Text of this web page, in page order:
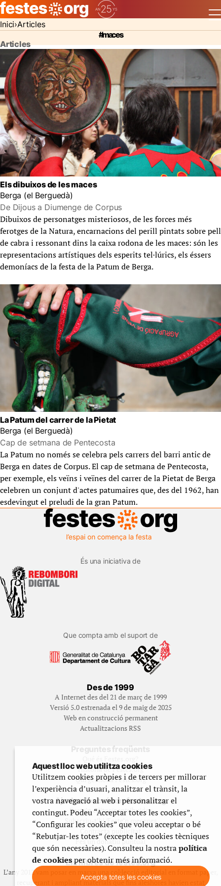
Inici Articles
#maces
Articles
Els dibuixos de les maces
Berga (el Berguedà)
De Dijous a Diumenge de Corpus
Dibuixos de personatges misteriosos, de les forces més
ferotges de la Natura, encarnacions del perill pintats sobre pell
de cabra i ressonant dins la caixa rodona de les maces: són les
representacions artístiques dels esperits tel·lúrics, els éssers
demoníacs de la festa de la Patum de Berga.
La Patum del carrer de la Pietat
Berga (el Berguedà)
Cap de setmana de Pentecosta
La Patum no només se celebra pels carrers del barri antic de
Berga en dates de Corpus. El cap de setmana de Pentecosta,
per exemple, els veïns i veïnes del carrer de la Pietat de Berga
celebren un conjunt d'actes patumaires que, des del 1962, han
esdevingut el preludi de la gran Patum.
És una iniciativa de
Que compta amb el suport de
Des de 1999
A Internet des del 21 de març de 1999
Versió 5.0 estrenada el 9 de maig de 2025
Web en construcció permanent
Actualitzacions RSS
Preguntes freqüents
Història de Festes.org
Qui gestiona Festes.org
Ajuda a fer créixer festes.org
Feste’n editor/contribuidor
Subscriu-t’hi/Feste’n mecenes
Contracta publicitat
Fes un donatiu puntual
Els llibres de festes.org
L’any 2012 vam posar en marxa una col·lecció editorial en format paper,
recuperant i ampliant materials que fins aleshores havien estat
Aquest lloc web utilitza cookies
Utilitzem cookies pròpies i de tercers per millorar
l’experiència d’usuari, analitzar el trànsit, la
vostra navegació al web i personalitzar el
contingut. Podeu “Acceptar totes les cookies”,
“Configurar les cookies” que voleu acceptar o bé
“Rebutjar-les totes” (excepte les cookies tècniques
que són necessàries). Consulteu la nostrapolítica
de cookiesper obtenir més informació.
Accepta totes les cookies